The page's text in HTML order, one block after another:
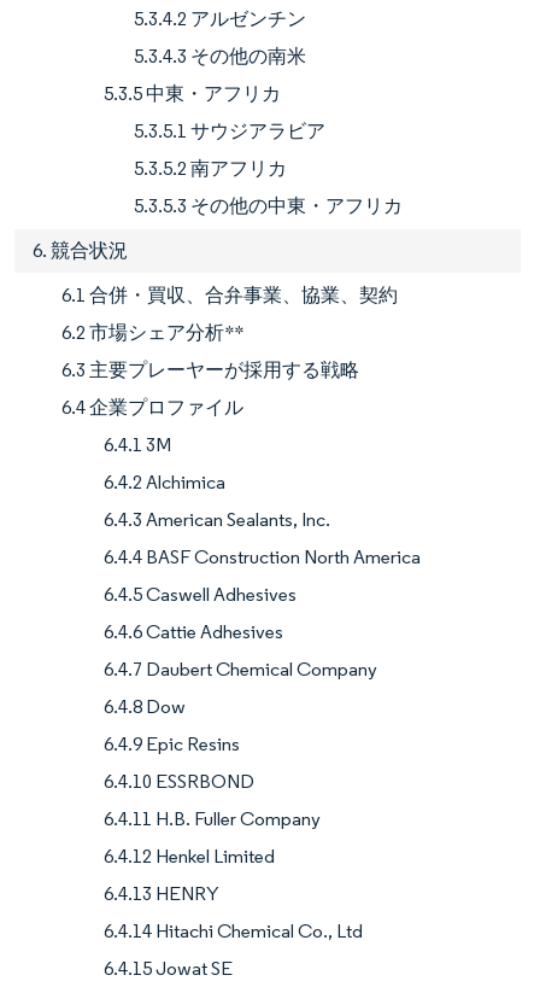
5.3.4.2 アルゼンチン
5.3.4.3 その他の南米
5.3.5 中東・アフリカ
5.3.5.1 サウジアラビア
5.3.5.2 南アフリカ
5.3.5.3 その他の中東・アフリカ
6. 競合状況
6.1 合併・買収、合弁事業、協業、契約
6.2 市場シェア分析**
6.3 主要プレーヤーが採用する戦略
6.4 企業プロファイル
6.4.1 3M
6.4.2 Alchimica
6.4.3 American Sealants, Inc.
6.4.4 BASF Construction North America
6.4.5 Caswell Adhesives
6.4.6 Cattie Adhesives
6.4.7 Daubert Chemical Company
6.4.8 Dow
6.4.9 Epic Resins
6.4.10 ESSRBOND
6.4.11 H.B. Fuller Company
6.4.12 Henkel Limited
6.4.13 HENRY
6.4.14 Hitachi Chemical Co., Ltd
6.4.15 Jowat SE